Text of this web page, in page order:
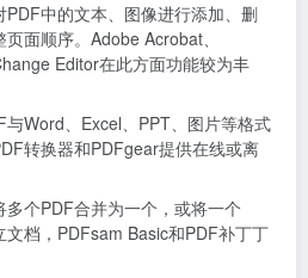
PDF中的文本、图像进行添加、删
面顺序。Adobe Acrobat、
Editor在此方面功能较为丰
与Word、Excel、PPT、图片等格式
转换器和PDFgear提供在线或离
多个PDF合并为一个，或将一个
文档，PDFsam Basic和PDF补丁丁